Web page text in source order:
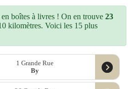
en boîtes à livres ! On en trouve23
kilomètres. Voici les 15 plus
1 Grande Rue
By